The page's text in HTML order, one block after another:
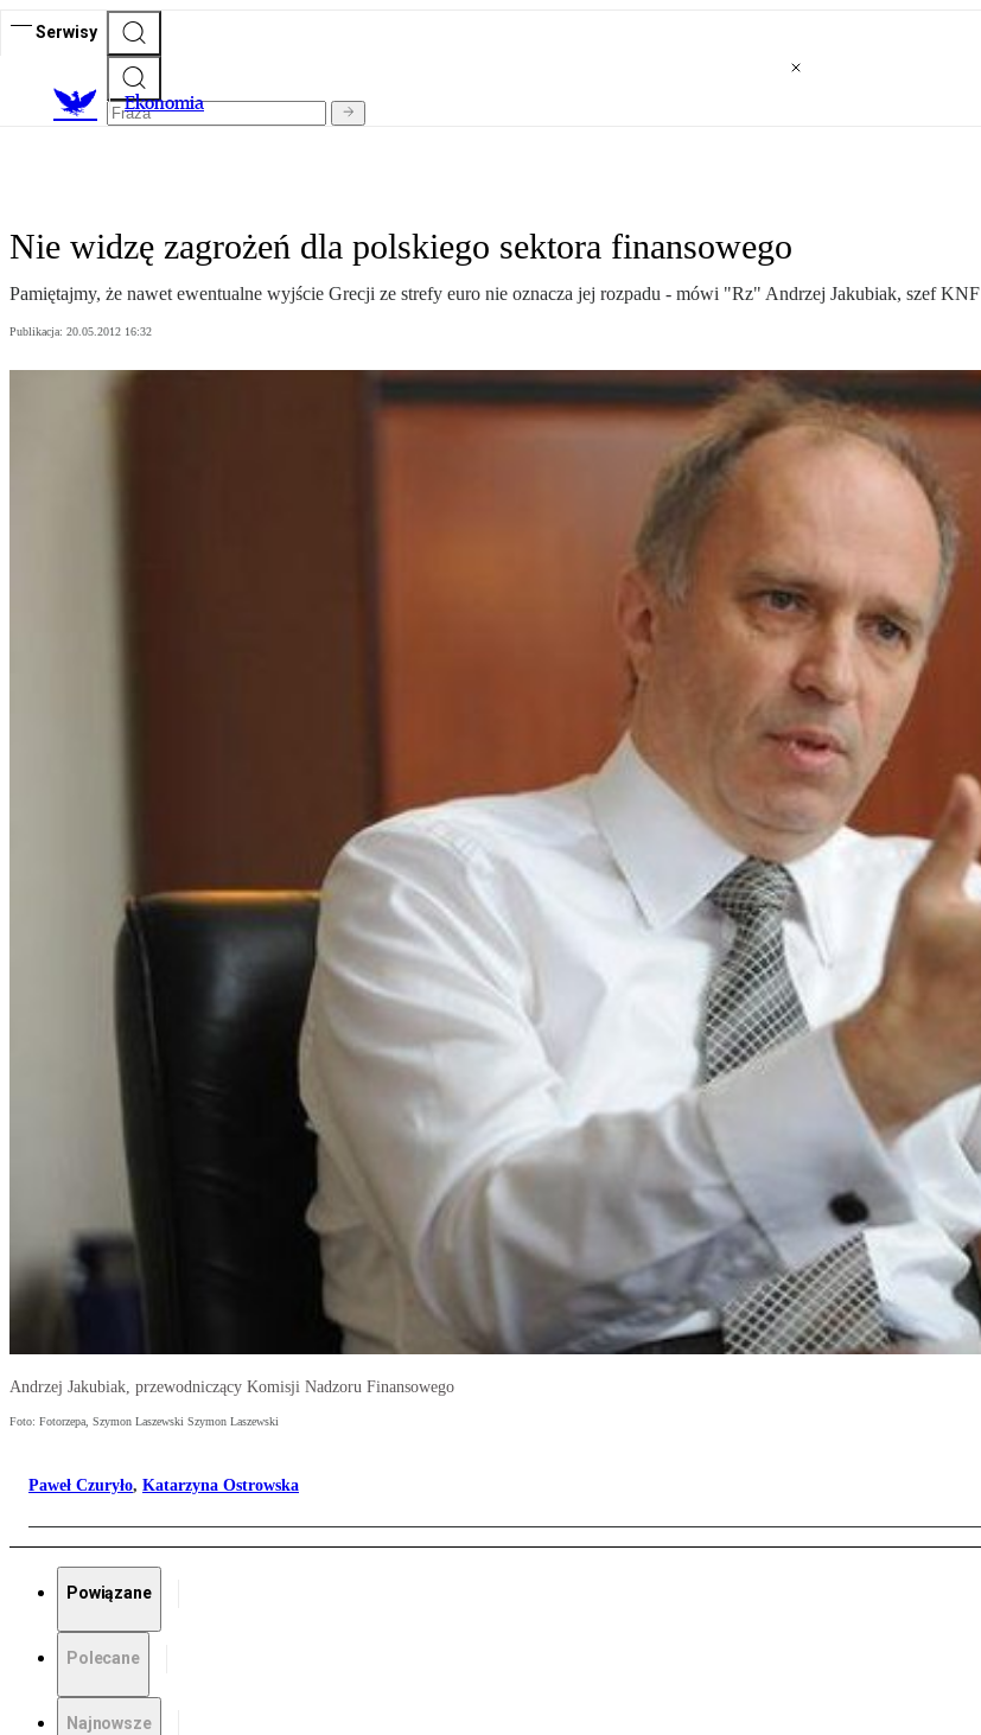
Serwisy
Ekonomia
Nie widzę zagrożeń dla polskiego sektora finansowego
Pamiętajmy, że nawet ewentualne wyjście Grecji ze strefy euro nie oznacza jej rozpadu - mówi "Rz" Andrzej Jakubiak, szef KNF
Publikacja: 20.05.2012 16:32
Andrzej Jakubiak, przewodniczący Komisji Nadzoru Finansowego
Foto: Fotorzepa, Szymon Laszewski Szymon Laszewski
Paweł Czuryło, Katarzyna Ostrowska
Powiązane
Polecane
Najnowsze